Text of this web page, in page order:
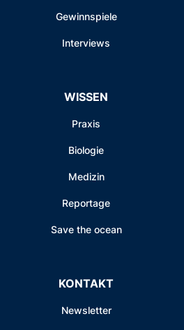
Gewinnspiele
Interviews
WISSEN
Praxis
Biologie
Medizin
Reportage
Save the ocean
KONTAKT
Newsletter